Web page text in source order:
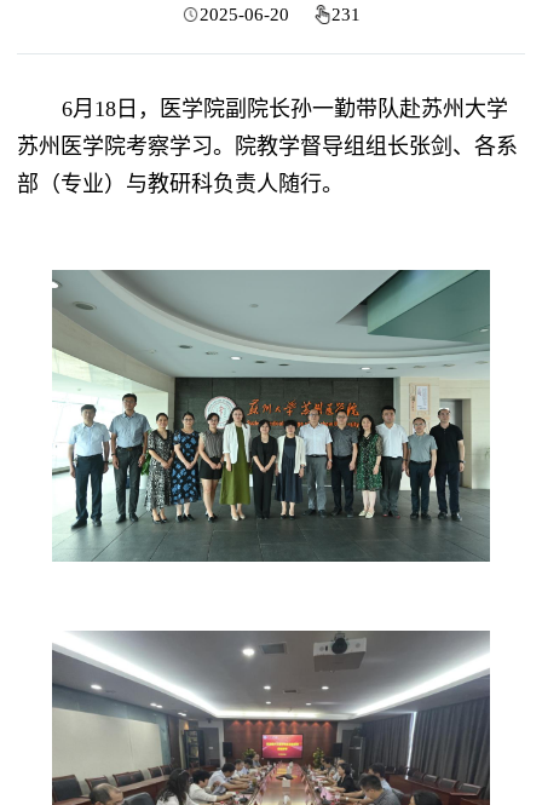
2025-06-20 231
6月18日，医学院副院长孙一勤带队赴苏州大学
苏州医学院考察学习。院教学督导组组长张剑、各系
部（专业）与教研科负责人随行。